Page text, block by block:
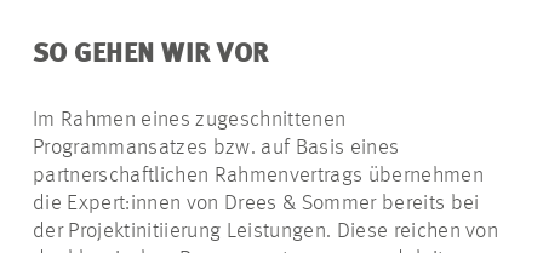
SO GEHEN WIR VOR
Im Rahmen eines zugeschnittenen
Programmansatzes bzw. auf Basis eines
partnerschaftlichen Rahmenvertrags übernehmen
die Expert:innen von Drees & Sommer bereits bei
der Projektinitiierung Leistungen. Diese reichen von